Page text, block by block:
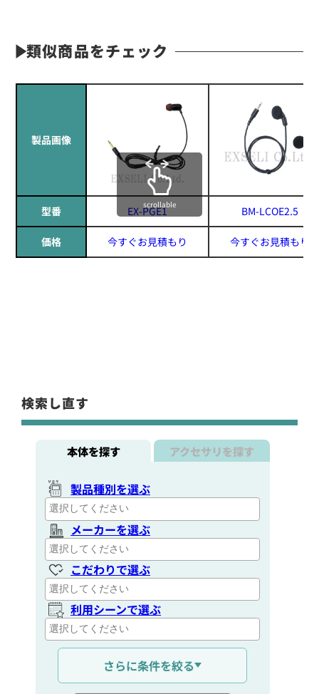
類似商品をチェック
製品画像
型番 EX-PGE1 BM-LCOE2.5
価格 今すぐお見積もり 今すぐお見積もり
scrollable
検索し直す
本体を探す アクセサリを探す
製品種別を選ぶ
メーカーを選ぶ
こだわりで選ぶ
利用シーンで選ぶ
通信距離を選ぶ
出力を選ぶ
さらに条件を絞る